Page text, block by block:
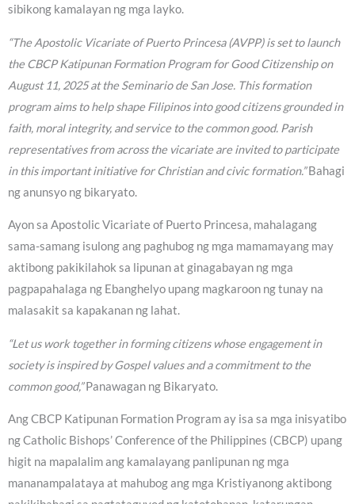
sibikong kamalayan ng mga layko.
“The Apostolic Vicariate of Puerto Princesa (AVPP) is set to launch
the CBCP Katipunan Formation Program for Good Citizenship on
August 11, 2025 at the Seminario de San Jose. This formation
program aims to help shape Filipinos into good citizens grounded in
faith, moral integrity, and service to the common good. Parish
representatives from across the vicariate are invited to participate
in this important initiative for Christian and civic formation.”Bahagi
ng anunsyo ng bikaryato.
Ayon sa Apostolic Vicariate of Puerto Princesa, mahalagang
sama-samang isulong ang paghubog ng mga mamamayang may
aktibong pakikilahok sa lipunan at ginagabayan ng mga
pagpapahalaga ng Ebanghelyo upang magkaroon ng tunay na
malasakit sa kapakanan ng lahat.
“Let us work together in forming citizens whose engagement in
society is inspired by Gospel values and a commitment to the
common good,”Panawagan ng Bikaryato.
Ang CBCP Katipunan Formation Program ay isa sa mga inisyatibo
ng Catholic Bishops’ Conference of the Philippines (CBCP) upang
higit na mapalalim ang kamalayang panlipunan ng mga
mananampalataya at mahubog ang mga Kristiyanong aktibong